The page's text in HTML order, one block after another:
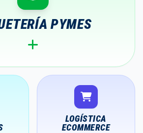
PYMES
LOGÍSTICA
ECOMMERCE